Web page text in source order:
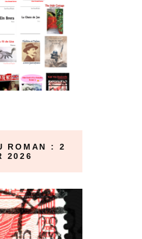
ROMAN : 2
2026